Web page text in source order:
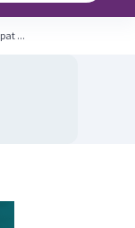
tepat ...